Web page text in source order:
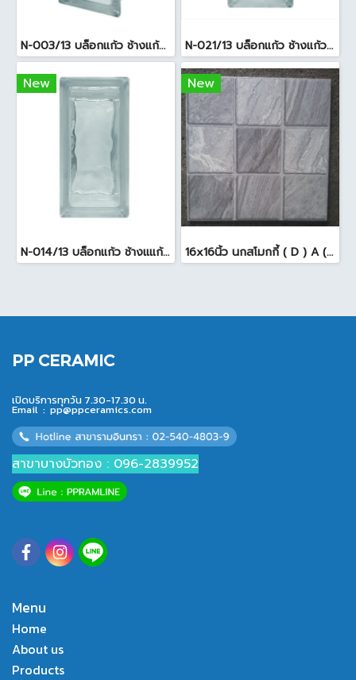
N-003/13 บล็อกแก้ว ช้างแก้ว WOW พริ้วแก้ว ( 24x11.5x8cm ) N-021/13 บล็อกแก้ว ช้างแก้ว WOW แก้วประดับฟ้า ( 24X11.5X8cm )
New
N-014/13 บล็อกแก้ว ช้างแแก้ว WOW หยาดเพชร ( 24x11.5x8 cm.)
New
16x16นิ้ว นกสโมกกี้ ( D ) A (Pack6)
PP CERAMIC
เปิดบริการทุกวัน 7.30-17.30 น.
Email : pp@ppceramics.com
สาขาบางบัวทอง : 096-2839952
Menu
Home
About us
Products